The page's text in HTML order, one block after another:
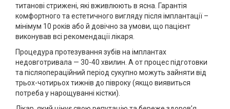
титанові стрижені, які вживлюють в ясна. Гарантія
комфортного та естетичного вигляду після імплантації –
мінімум 10 років або й довічно за умови, що пацієнт
виконував всі рекомендації лікаря.
Процедура протезування зубів на імплантах
недовготривала — 30-40 хвилин. А от процес підготовки
та післяопераційний період сукупно можуть зайняти від
трьох-чотирьох тижнів до півроку (якщо виявиться
потреба у нарощуванні кістки).